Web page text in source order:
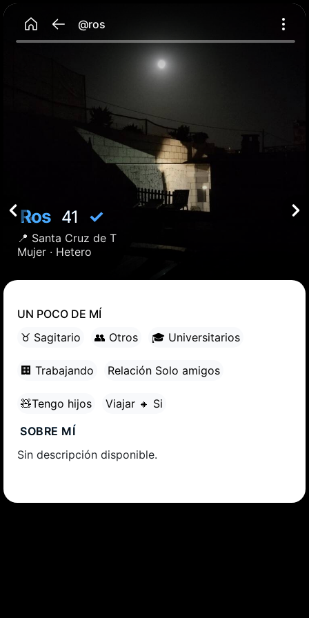
@ros
Ros 41 ✓
📍 Santa Cruz de T
Mujer · Hetero
UN POCO DE MÍ
♉ Sagitario
👥 Otros 🎓 Universitarios
🏢 Trabajando Relación Solo amigos
🧸Tengo hijos
Viajar 🔸 Si
SOBRE MÍ
Sin descripción disponible.